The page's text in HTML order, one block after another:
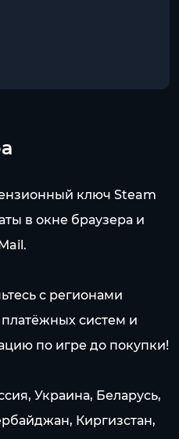
ключ Steam
в окне браузера и
с регионами
систем и
по игре до покупки!
Украина, Беларусь,
Киргизстан,